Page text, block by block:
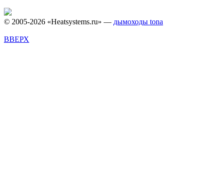
© 2005-2026 «Heatsystems.ru» — дымоходы tona
ВВЕРХ